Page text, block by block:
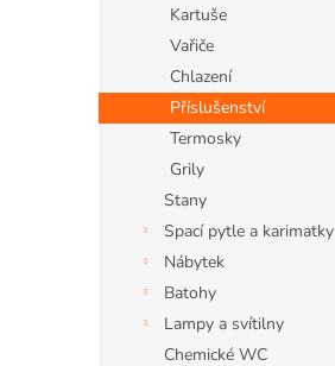
Kartuše
Vařiče
Chlazení
Příslušenství
Termosky
Grily
Stany
Spací pytle a karimatky
Nábytek
Batohy
Lampy a svítilny
Chemické WC